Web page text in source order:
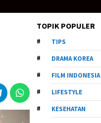
TOPIK POPULER
TIPS
DRAMA KOREA
FILM INDONESIA
LIFESTYLE
KESEHATAN